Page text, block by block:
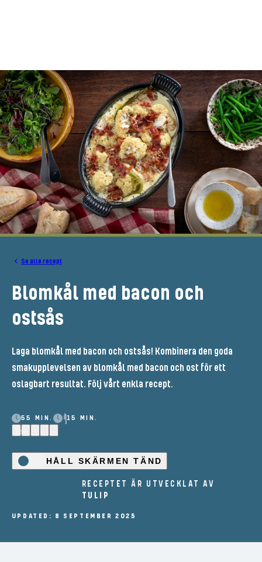
Se alle recept
Blomkål med bacon och
ostsås
Laga blomkål med bacon och ostsås! Kombinera den goda
smakupplevelsen av blomkål med bacon och ost för ett
oslagbart resultat. Följ vårt enkla recept.
55 MIN.
15 MIN.
(3)
HÅLL SKÄRMEN TÄND
RECEPTET ÄR UTVECKLAT AV
TULIP
UPDATED: 8 SEPTEMBER 2025